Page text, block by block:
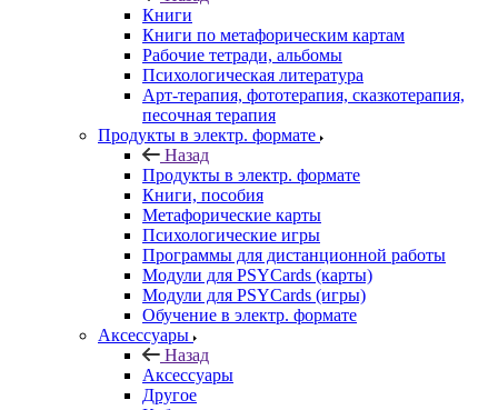
Книги
Книги по метафорическим картам
Рабочие тетради, альбомы
Психологическая литература
Арт-терапия, фототерапия, сказкотерапия,
песочная терапия
Продукты в электр. формате
Назад
Продукты в электр. формате
Книги, пособия
Метафорические карты
Психологические игры
Программы для дистанционной работы
Модули для PSYCards (карты)
Модули для PSYCards (игры)
Обучение в электр. формате
Аксессуары
Назад
Аксессуары
Другое